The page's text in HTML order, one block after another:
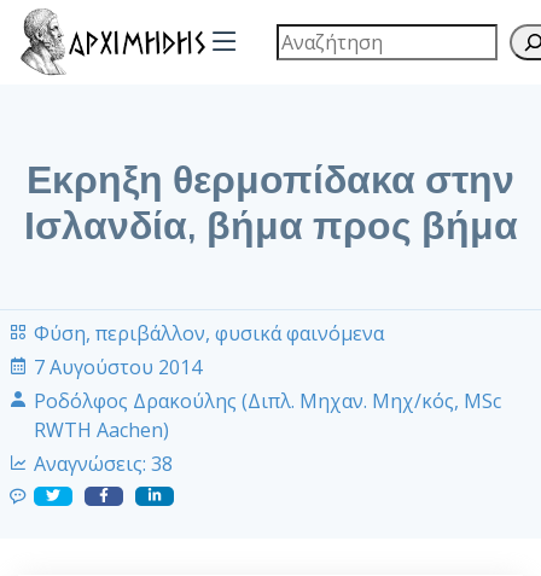
Εκρηξη θερμοπίδακα στην
Ισλανδία, βήμα προς βήμα
Φύση, περιβάλλον, φυσικά φαινόμενα
7 Αυγούστου 2014
Ροδόλφος Δρακούλης (Διπλ. Μηχαν. Μηχ/κός, MSc
RWTH Aachen)
Αναγνώσεις: 38